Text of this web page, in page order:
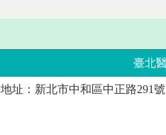
臺北
地址：新北市中和區中正路291號